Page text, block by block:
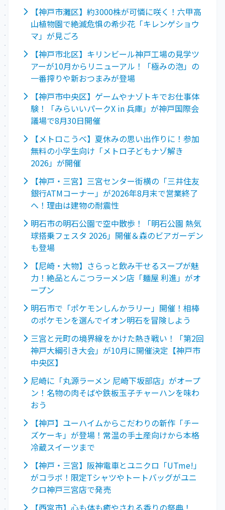
【神戸市灘区】約3000株が可憐に咲く！六甲高
山植物園で絶滅危惧の希少花「キレンゲショウ
マ」が見ごろ
【神戸市北区】キリンビール神戸工場の見学ツ
アーが10月からリニューアル！「極みの泡」の
一番搾りや新おつまみが登場
【神戸市中央区】ゲームやナゾトキでお仕事体
験！「みらいいパークX in 兵庫」が神戸国際会
議場で8月30日開催
【メトロこうべ】夏休みの思い出作りに！参加
無料の小学生向け「メトロ子どもナゾ解き
2026」が開催
【神戸・三宮】三宮センター街横の「三井住友
銀行ATMコーナー」が2026年8月末で営業終了
へ！理由は建物の耐震性
明石市の明石公園で空中散歩！「明石公園 熱気
球搭乗フェスタ 2026」開催＆森のビアガーデン
も登場
【尼崎・大物】さらっと飲み干せるスープが魅
力！絶品とんこつラーメン店「麺屋 利進」がオ
ープン
明石市で「ポケモンしんかラリー」開催！相棒
のポケモンを選んでイオン明石を冒険しよう
三宮と元町の境界線をかけた熱き戦い！「第2回
神戸大綱引き大会」が10月に開催決定【神戸市
中央区】
尼崎に「丸源ラーメン 尼崎下坂部店」がオープ
ン！名物の肉そばや鉄板玉子チャーハンを味わ
おう
【神戸】ユーハイムからこだわりの新作「チー
ズケーキ」が登場！常温の手土産向けから本格
冷蔵スイーツまで
【神戸・三宮】阪神電車とユニクロ「UTme!」
がコラボ！限定Tシャツやトートバッグがユニ
クロ神戸三宮店で発売
【西宮市】心も体も癒やされる香りの祭典！